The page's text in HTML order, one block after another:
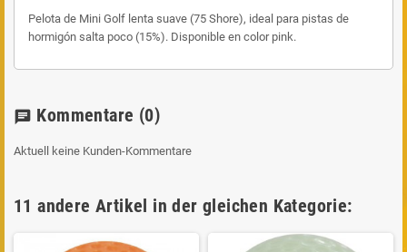
Pelota de Mini Golf lenta suave (75 Shore), ideal para pistas de
hormigón salta poco (15%). Disponible en color pink.
chat Kommentare (0)
Aktuell keine Kunden-Kommentare
11 andere Artikel in der gleichen Kategorie: